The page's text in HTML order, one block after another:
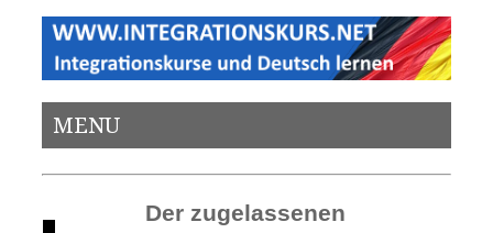
MENU
Der zugelassenen